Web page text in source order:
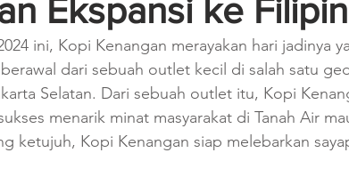
Ekspansi ke
ini, Kopi Kenangan merayakan hari jadinya
dari sebuah outlet kecil di salah satu
Selatan. Dari sebuah outlet itu, Kopi
menarik minat masyarakat di Tanah Air
ketujuh, Kopi Kenangan siap melebarkan